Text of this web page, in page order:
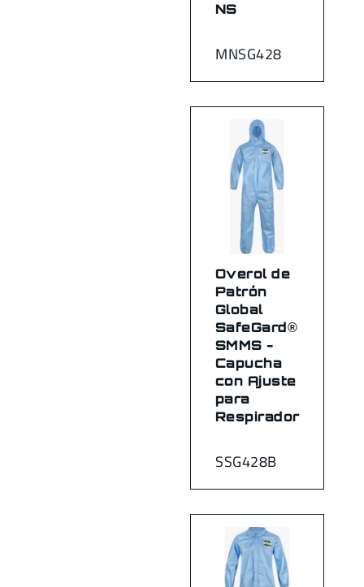
MNSG428
NS
SSG428B
Overol de
Patrón
Global
SafeGard®
SMMS -
Capucha
con Ajuste
para
Respirador